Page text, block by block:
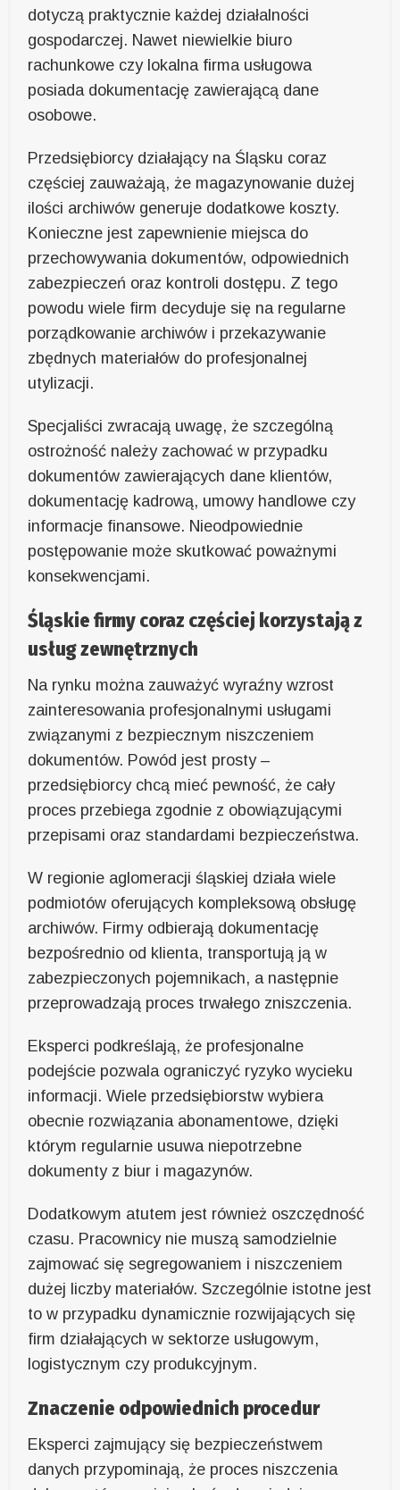
dotyczą praktycznie każdej działalności
gospodarczej. Nawet niewielkie biuro
rachunkowe czy lokalna firma usługowa
posiada dokumentację zawierającą dane
osobowe.
Przedsiębiorcy działający na Śląsku coraz
częściej zauważają, że magazynowanie dużej
ilości archiwów generuje dodatkowe koszty.
Konieczne jest zapewnienie miejsca do
przechowywania dokumentów, odpowiednich
zabezpieczeń oraz kontroli dostępu. Z tego
powodu wiele firm decyduje się na regularne
porządkowanie archiwów i przekazywanie
zbędnych materiałów do profesjonalnej
utylizacji.
Specjaliści zwracają uwagę, że szczególną
ostrożność należy zachować w przypadku
dokumentów zawierających dane klientów,
dokumentację kadrową, umowy handlowe czy
informacje finansowe. Nieodpowiednie
postępowanie może skutkować poważnymi
konsekwencjami.
Śląskie firmy coraz częściej korzystają z
usług zewnętrznych
Na rynku można zauważyć wyraźny wzrost
zainteresowania profesjonalnymi usługami
związanymi z bezpiecznym niszczeniem
dokumentów. Powód jest prosty –
przedsiębiorcy chcą mieć pewność, że cały
proces przebiega zgodnie z obowiązującymi
przepisami oraz standardami bezpieczeństwa.
W regionie aglomeracji śląskiej działa wiele
podmiotów oferujących kompleksową obsługę
archiwów. Firmy odbierają dokumentację
bezpośrednio od klienta, transportują ją w
zabezpieczonych pojemnikach, a następnie
przeprowadzają proces trwałego zniszczenia.
Eksperci podkreślają, że profesjonalne
podejście pozwala ograniczyć ryzyko wycieku
informacji. Wiele przedsiębiorstw wybiera
obecnie rozwiązania abonamentowe, dzięki
którym regularnie usuwa niepotrzebne
dokumenty z biur i magazynów.
Dodatkowym atutem jest również oszczędność
czasu. Pracownicy nie muszą samodzielnie
zajmować się segregowaniem i niszczeniem
dużej liczby materiałów. Szczególnie istotne jest
to w przypadku dynamicznie rozwijających się
firm działających w sektorze usługowym,
logistycznym czy produkcyjnym.
Znaczenie odpowiednich procedur
Eksperci zajmujący się bezpieczeństwem
danych przypominają, że proces niszczenia